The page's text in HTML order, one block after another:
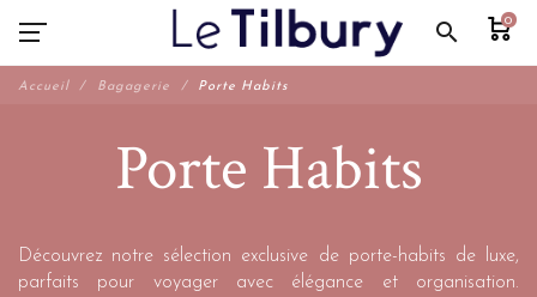
search 0
Accueil Bagagerie Porte Habits
Porte Habits
Découvrez notre sélection exclusive de porte-habits de luxe,
parfaits pour voyager avec élégance et organisation.